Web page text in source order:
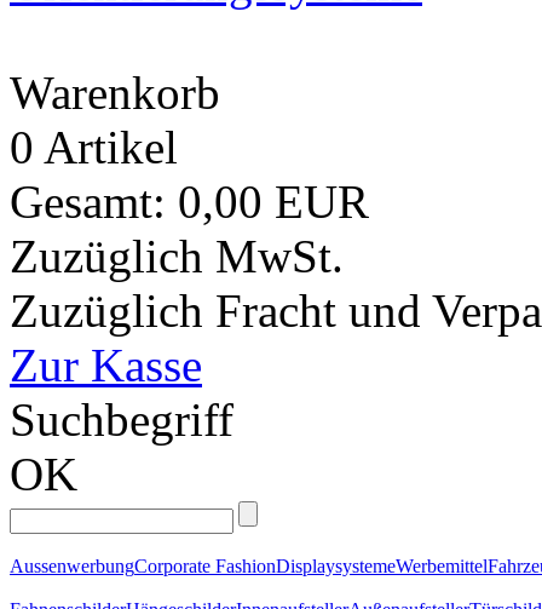
Warenkorb
0 Artikel
Gesamt: 0,00 EUR
Zuzüglich MwSt.
Zuzüglich Fracht und
Zur Kasse
Suchbegriff
OK
AussenwerbungCorporate FashionDisplaysystemeWerbemittel